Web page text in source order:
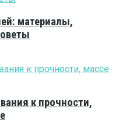
материалы,
к прочности,